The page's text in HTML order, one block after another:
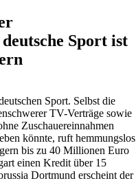
Sport ist
Sport. Selbst die
TV-Verträge sowie
Zuschauereinnahmen
könnte, ruft hemmungslos
bis zu 40 Millionen Euro
einen Kredit über 15
Dortmund erscheint der